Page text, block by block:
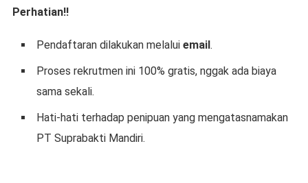
Perhatian!!
Pendaftaran dilakukan melalui email.
Proses rekrutmen ini 100% gratis, nggak ada biaya
sama sekali.
Hati-hati terhadap penipuan yang mengatasnamakan
PT Suprabakti Mandiri.